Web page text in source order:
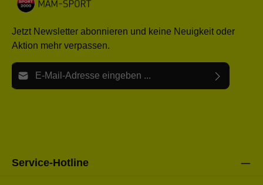
Jetzt Newsletter abonnieren und keine Neuigkeit oder
Aktion mehr verpassen.
E-Mail-Adresse*
Service-Hotline